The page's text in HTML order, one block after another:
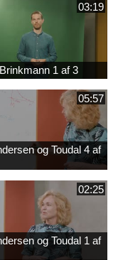
03:19
1 af 3
05:57
og Toudal 4 af
02:25
og Toudal 1 af